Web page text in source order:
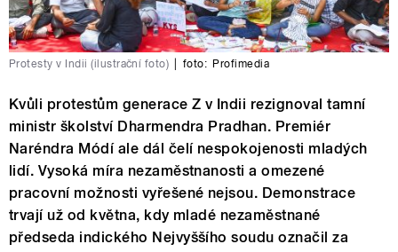
Protesty v Indii (ilustrační foto) foto: Profimedia
Kvůli protestům generace Z v Indii rezignoval tamní
ministr školství Dharmendra Pradhan. Premiér
Naréndra Módí ale dál čelí nespokojenosti mladých
lidí. Vysoká míra nezaměstnanosti a omezené
pracovní možnosti vyřešené nejsou. Demonstrace
trvají už od května, kdy mladé nezaměstnané
předseda indického Nejvyššího soudu označil za